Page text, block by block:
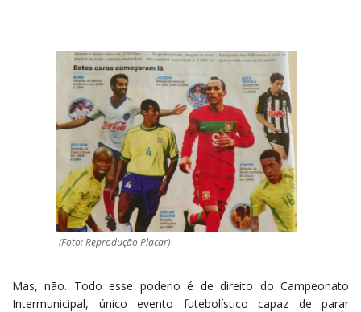
(Foto: Reprodução Placar)
Mas, não. Todo esse poderio é de direito do Campeonato
Intermunicipal, único evento futebolístico capaz de parar